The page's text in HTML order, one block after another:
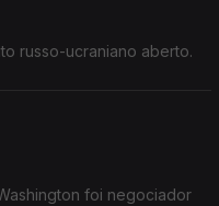
russo-ucraniano aberto.
foi negociador